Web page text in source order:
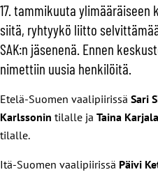
17. tammikuuta ylimääräiseen
siitä, ryhtyykö liitto
SAK:n jäsenenä. Ennen
nimettiin uusia henkilöitä.
Etelä-Suomen vaalipiirissä Sari
Karlssonin tilalle ja Taina
tilalle.
Itä-Suomen vaalipiirissä Päivi